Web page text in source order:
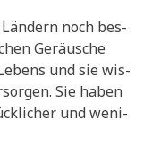
noch bes­
Geräu­sche
und sie wis­
Sie haben
und weni­